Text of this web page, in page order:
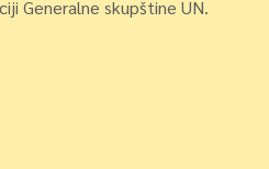
Generalne skupštine UN.